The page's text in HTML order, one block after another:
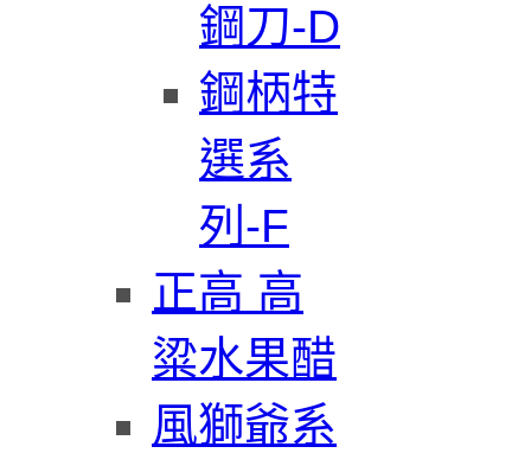
鋼刀-D
鋼柄特
選系
列-F
正高 高
粱水果醋
風獅爺系